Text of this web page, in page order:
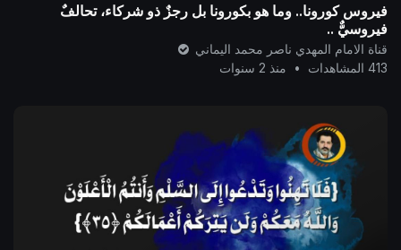
فيروس كورونا.. وما هو بكورونا بل رجزٌ ذو شركاء، تحالفٌ
فيروسيٌّ ..
قناة الامام المهدي ناصر محمد اليماني
413 المشاهدات
• منذ 2 سنوات